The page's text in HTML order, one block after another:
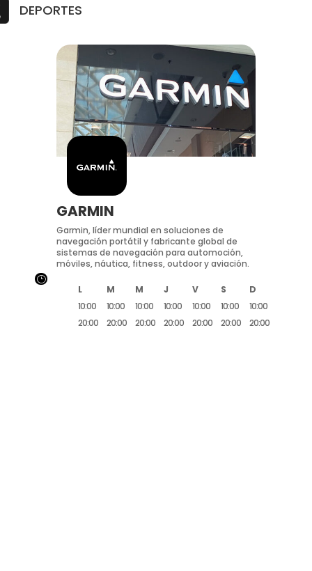
DEPORTES
GARMIN
Garmin, líder mundial en soluciones de
navegación portátil y fabricante global de
sistemas de navegación para automoción,
móviles, náutica, fitness, outdoor y aviación.
L M M J V S
D
10:00
20:00
10:00
20:00
10:00
20:00
10:00
20:00
10:00
20:00
10:00
20:00
10:00
20:00
}